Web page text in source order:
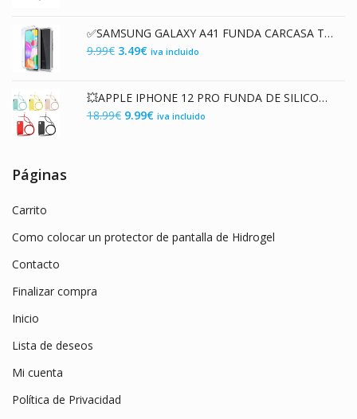
era:
4.99€.
es:
2.99€.
✅SAMSUNG GALAXY A41 FUNDA CARCASA TRANSPARENTE DOBLE CON PROTECCION 360º
9.99€ El
era:
9.99€.
3.49€El
es:
3.49€.
iva incluido
💥APPLE IPHONE 12 PRO FUNDA DE SILICONA SUAVE PREMIUM CON CORDON
18.99€ El
9.99€Eliva incluido
Páginas
Carrito
Como colocar un protector de pantalla de Hidrogel
Contacto
Finalizar compra
Inicio
Lista de deseos
Mi cuenta
Política de Privacidad